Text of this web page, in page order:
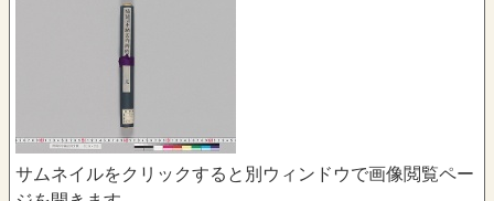
サムネイルをクリックすると別ウィンドウで画像閲覧ペー